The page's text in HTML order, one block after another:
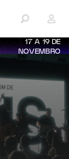
17 A 19 DE
NOVEMBRO